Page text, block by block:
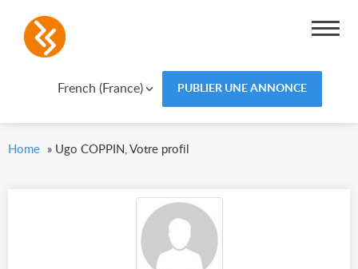
French (France) PUBLIER UNE ANNONCE
Home » Ugo COPPIN, Votre profil